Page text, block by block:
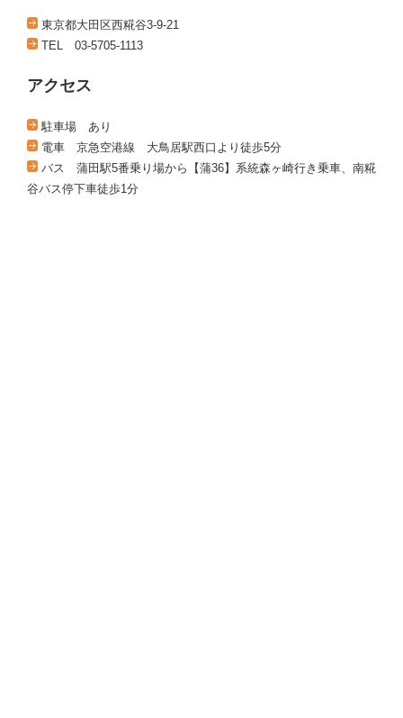
東京都大田区西糀谷3-9-21
TEL 03-5705-1113
アクセス
駐車場 あり
電車 京急空港線 大鳥居駅西口より徒歩5分
バス 蒲田駅5番乗り場から【蒲36】系統森ヶ崎行き乗車、南糀
谷バス停下車徒歩1分